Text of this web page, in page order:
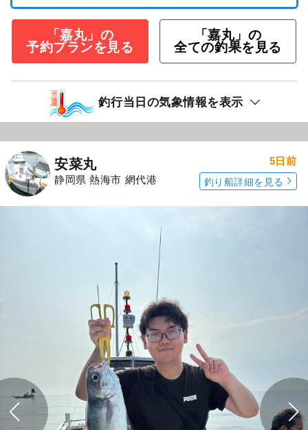
「嘉丸」の
予約プランを見る
「嘉丸」の
全ての釣果を見る
釣行当日の気象情報を表示
安菜丸
静岡県 熱海市 網代港
5日前
釣り船詳細を見る